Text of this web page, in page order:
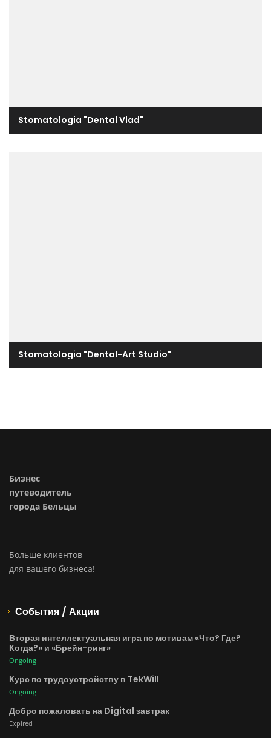
Stomatologia "Dental Vlad"
Stomatologia "Dental-Art Studio"
Бизнес
путеводитель
города Бельцы
Больше клиентов
для вашего бизнеса!
События / Акции
Вторая интеллектуальная игра по мотивам «Что? Где?
Когда?» и «Брейн-ринг»
Ongoing
Курс по трудоустройству в TekWill
Ongoing
Добро пожаловать на Digital завтрак
Expired